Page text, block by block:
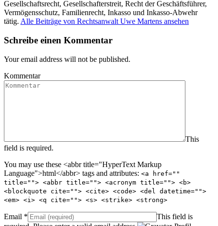
Gesellschaftsrecht, Gesellschafterstreit, Recht der Geschäftsführer,
Vermögensschutz, Familienrecht, Inkasso und Inkasso-Abwehr
tätig. Alle Beiträge von Rechtsanwalt Uwe Martens ansehen
Schreibe einen Kommentar
Your email address will not be published.
Kommentar
This
field is required.
You may use these <abbr title="HyperText Markup
Language">html</abbr> tags and attributes: <a href=""
title=""> <abbr title=""> <acronym title=""> <b>
<blockquote cite=""> <cite> <code> <del datetime="">
<em> <i> <q cite=""> <s> <strike> <strong>
Email *
This field is